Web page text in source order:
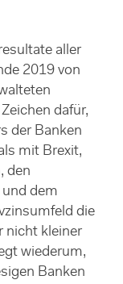
aller
2019 von
dafür,
der Banken
mit Brexit,
den
dem
die
nicht kleiner
wiederum,
Banken